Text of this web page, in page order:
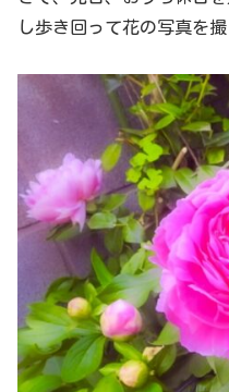
し歩き回って花の写真を